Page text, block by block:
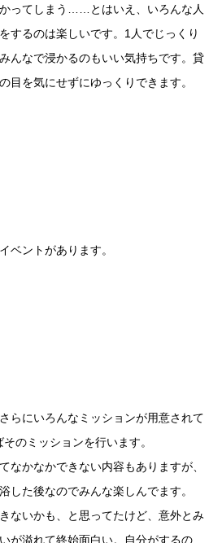
ってしまう……とはいえ、いろんな人
するのは楽しいです。1人でじっくり
んなで浸かるのもいい気持ちです。貸
目を気にせずにゆっくりできます。
ベントがあります。
らにいろんなミッションが用意されて
のミッションを行います。
なかなかできない内容もありますが、
した後なのでみんな楽しんでます。
ないかも、と思ってたけど、意外とみ
が溢れて終始面白い。自分がするの